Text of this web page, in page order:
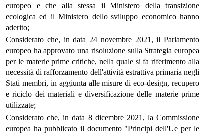
europeo e che alla stessa il Ministero della transizione
ecologica ed il Ministero dello sviluppo economico hanno
aderito;
Considerato che, in data 24 novembre 2021, il Parlamento
europeo ha approvato una risoluzione sulla Strategia europea
per le materie prime critiche, nella quale si fa riferimento alla
necessità di rafforzamento dell'attività estrattiva primaria negli
Stati membri, in aggiunta alle misure di eco-design, recupero
e riciclo dei materiali e diversificazione delle materie prime
utilizzate;
Considerato che, in data 8 dicembre 2021, la Commissione
europea ha pubblicato il documento "Principi dell'Ue per le